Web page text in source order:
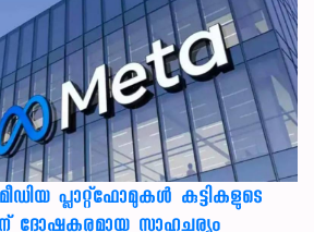
പ്ലാറ്റ്‌ഫോമുകള്‍ കുട്ടികളുടെ